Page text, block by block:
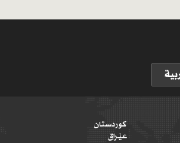
کوردستان
عێراق